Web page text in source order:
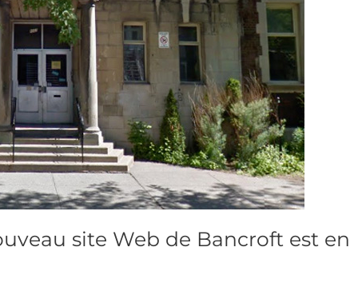
site Web de Bancroft est en